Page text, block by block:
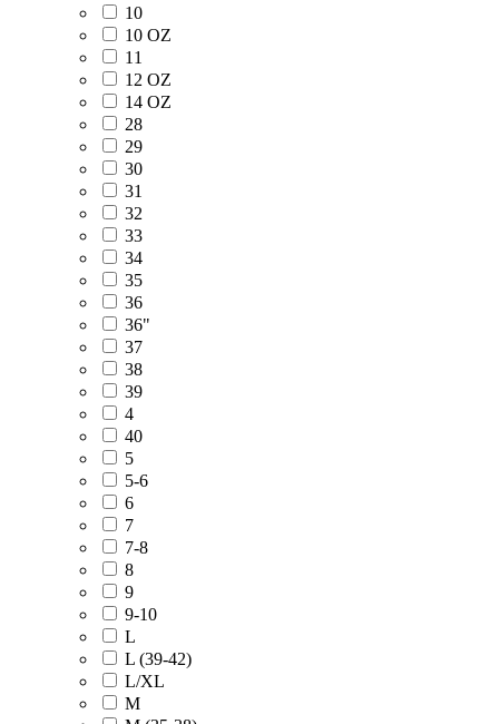
10
10 OZ
11
12 OZ
14 OZ
28
29
30
31
32
33
34
35
36
36"
37
38
39
4
40
5
5-6
6
7
7-8
8
9
9-10
L
L (39-42)
L/XL
M